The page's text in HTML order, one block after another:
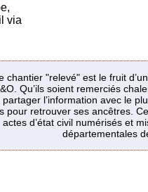
via
chantier "relevé" est le fruit
Qu’ils soient remerciés
partager l’information avec le
pour retrouver ses ancêtres.
actes d’état civil numérisés et
départementales